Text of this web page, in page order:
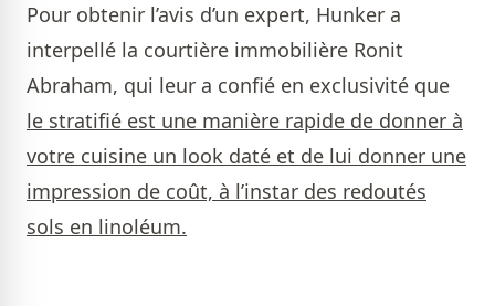
Pour obtenir l’avis d’un expert, Hunker a
interpellé la courtière immobilière Ronit
Abraham, qui leur a confié en exclusivité que
le stratifié est une manière rapide de donner à
votre cuisine un look daté et de lui donner une
impression de coût, à l’instar des redoutés
sols en linoléum.